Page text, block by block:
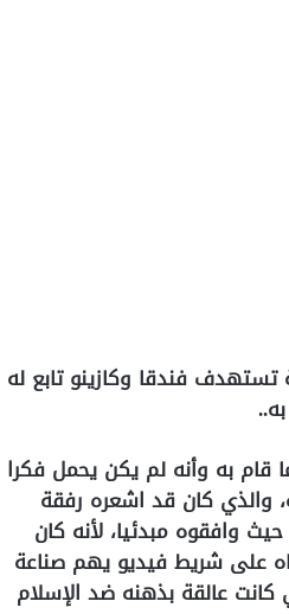
تستهدف فندقا وكازينو تابع له
ندمه على ما قام به وأنه لم يكن يحمل فكرا
كان قد اشعره رفقة
وافقوه مبدئيا، لأنه كان
على شريط فيديو يهم صناعة
كانت عالقة بذهنه ضد الإسلام